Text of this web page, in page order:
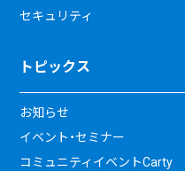
セキュリティ
トピックス
お知らせ
イベント・セミナー
コミュニティイベントCarty